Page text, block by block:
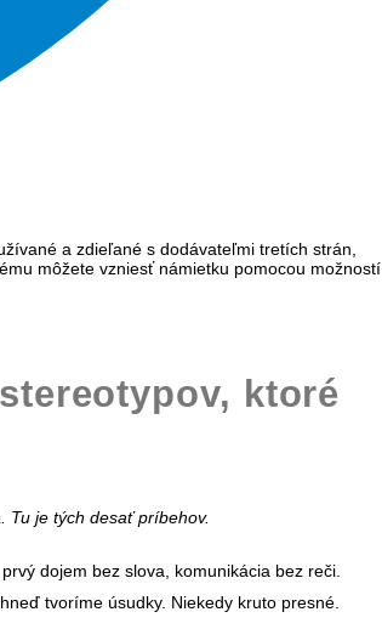
a zdieľané s dodávateľmi tretích strán,
môžete vzniesť námietku pomocou možností
ktoré
Tu je tých desať príbehov.
dojem bez slova, komunikácia bez reči.
tvoríme úsudky. Niekedy kruto presné.